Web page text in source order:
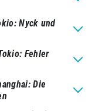
Nyck und
Fehler
Die